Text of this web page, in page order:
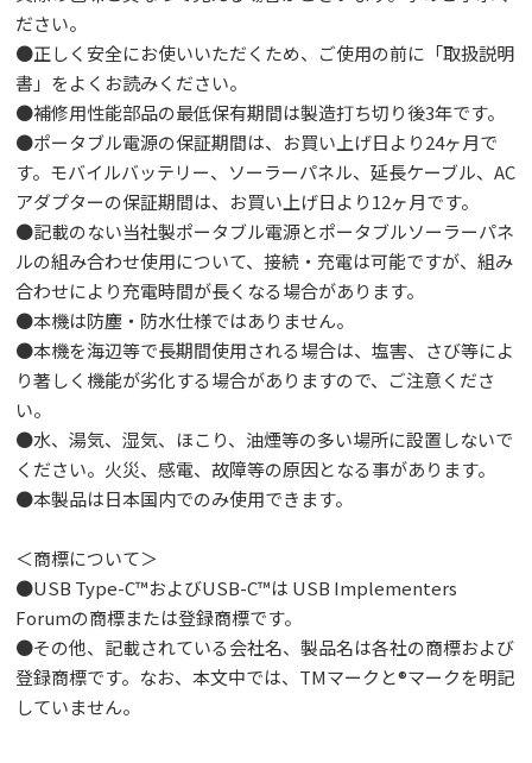
ださい。
●正しく安全にお使いいただくため、ご使用の前に「取扱説明
書」をよくお読みください。
●補修用性能部品の最低保有期間は製造打ち切り後3年です。
●ポータブル電源の保証期間は、お買い上げ日より24ヶ月で
す。モバイルバッテリー、ソーラーパネル、延長ケーブル、AC
アダプターの保証期間は、お買い上げ日より12ヶ月です。
●記載のない当社製ポータブル電源とポータブルソーラーパネ
ルの組み合わせ使用について、接続・充電は可能ですが、組み
合わせにより充電時間が長くなる場合があります。
●本機は防塵・防水仕様ではありません。
●本機を海辺等で長期間使用される場合は、塩害、さび等によ
り著しく機能が劣化する場合がありますので、ご注意くださ
い。
●水、湯気、湿気、ほこり、油煙等の多い場所に設置しないで
ください。火災、感電、故障等の原因となる事があります。
●本製品は日本国内でのみ使用できます。
＜商標について＞
●USB Type-C™およびUSB-C™は USB Implementers
Forumの商標または登録商標です。
●その他、記載されている会社名、製品名は各社の商標および
登録商標です。なお、本文中では、TMマークと®マークを明記
していません。